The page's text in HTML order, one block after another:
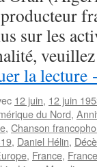
sur les
la lecture
12 juin, 12 juin
du Nord,
, Chanson
, Daniel Hélin,
, France,